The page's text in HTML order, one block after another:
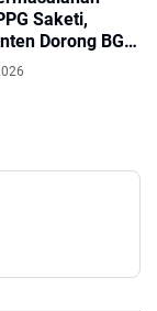
Saketi,
Dorong BGN
dan Evaluasi